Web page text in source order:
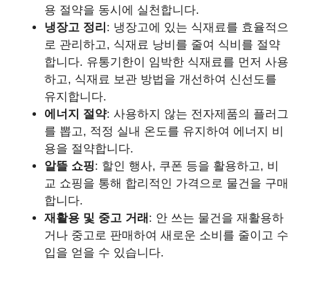
용 절약을 동시에 실천합니다.
냉장고 정리 : 냉장고에 있는 식재료를 효율적으
로 관리하고, 식재료 낭비를 줄여 식비를 절약
합니다. 유통기한이 임박한 식재료를 먼저 사용
하고, 식재료 보관 방법을 개선하여 신선도를
유지합니다.
에너지 절약: 사용하지 않는 전자제품의 플러그
를 뽑고, 적정 실내 온도를 유지하여 에너지 비
용을 절약합니다.
알뜰 쇼핑: 할인 행사, 쿠폰 등을 활용하고, 비
교 쇼핑을 통해 합리적인 가격으로 물건을 구매
합니다.
재활용 및 중고 거래 : 안 쓰는 물건을 재활용하
거나 중고로 판매하여 새로운 소비를 줄이고 수
입을 얻을 수 있습니다.